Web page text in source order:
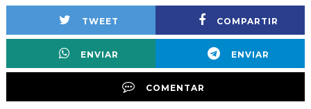
TWEET COMPARTIR
ENVIAR ENVIAR
COMENTAR